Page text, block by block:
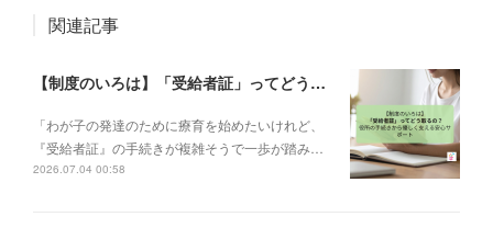
関連記事
【制度のいろは】「受給者証」ってどう取るの？申請の流れと、てらぴぁぽけっとの安心サポート✨
「わが子の発達のために療育を始めたいけれど、
『受給者証』の手続きが複雑そうで一歩が踏み…
2026.07.04 00:58